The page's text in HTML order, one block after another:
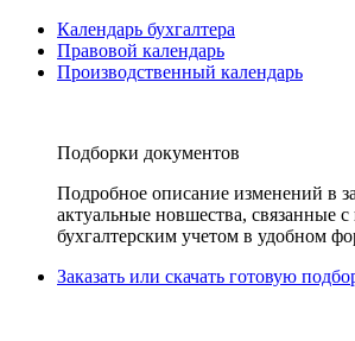
Календарь бухгалтера
Правовой календарь
Производственный календарь
Подборки документов
Подробное описание изменений в
актуальные новшества, связанные
бухгалтерским учетом в удобном
Заказать или скачать готовую